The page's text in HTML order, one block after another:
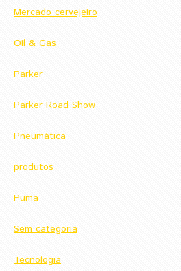
Mercado cervejeiro
Oil & Gas
Parker
Parker Road Show
Pneumática
produtos
Puma
Sem categoria
Tecnologia